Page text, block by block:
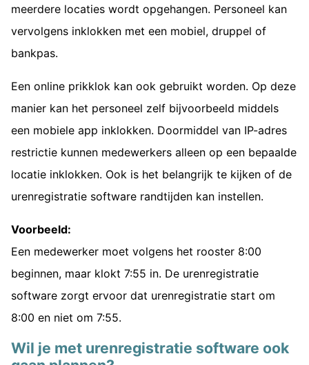
meerdere locaties wordt opgehangen. Personeel kan
vervolgens inklokken met een mobiel, druppel of
bankpas.
Een online prikklok kan ook gebruikt worden. Op deze
manier kan het personeel zelf bijvoorbeeld middels
een mobiele app inklokken. Doormiddel van IP-adres
restrictie kunnen medewerkers alleen op een bepaalde
locatie inklokken. Ook is het belangrijk te kijken of de
urenregistratie software randtijden kan instellen.
Voorbeeld:
Een medewerker moet volgens het rooster 8:00
beginnen, maar klokt 7:55 in. De urenregistratie
software zorgt ervoor dat urenregistratie start om
8:00 en niet om 7:55.
Wil je met urenregistratie software ook